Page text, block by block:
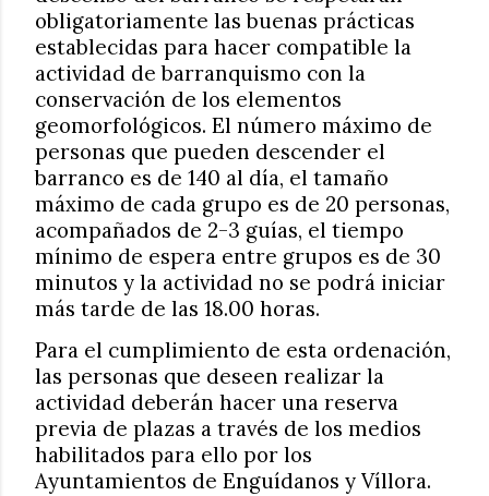
obligatoriamente las buenas prácticas
establecidas para hacer compatible la
actividad de barranquismo con la
conservación de los elementos
geomorfológicos. El número máximo de
personas que pueden descender el
barranco es de 140 al día, el tamaño
máximo de cada grupo es de 20 personas,
acompañados de 2-3 guías, el tiempo
mínimo de espera entre grupos es de 30
minutos y la actividad no se podrá iniciar
más tarde de las 18.00 horas.
Para el cumplimiento de esta ordenación,
las personas que deseen realizar la
actividad deberán hacer una reserva
previa de plazas a través de los medios
habilitados para ello por los
Ayuntamientos de Enguídanos y Víllora.